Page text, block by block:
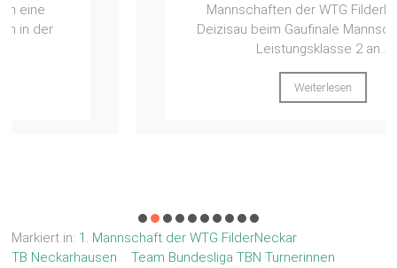
Mannschaften der WTG FilderNeckar in
Deizisau beim Gaufinale Mannschaft in der
Leistungsklasse 2 an....
Markiert in: 1. Mannschaft der WTG FilderNeckar
TB Neckarhausen
Team Bundesliga TBN Turnerinnen